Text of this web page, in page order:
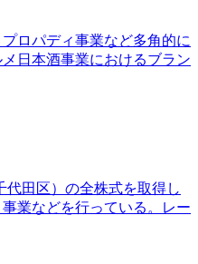
ロパディ事業など多角的に
日本酒事業におけるブラン
田区）の全株式を取得し
業などを行っている。レー